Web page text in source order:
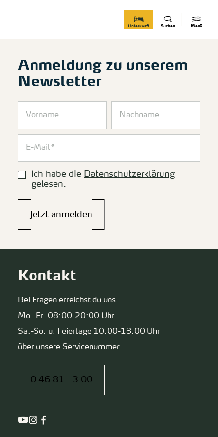
Menü
Suchen
Unterkunft
Anmeldung zu unserem
Newsletter
Ich habe die Datenschutzerklärung
gelesen.
Jetzt anmelden
Kontakt
Bei Fragen erreichst du uns
Mo.-Fr. 08:00-20:00 Uhr
Sa.-So. u. Feiertage 10:00-18:00 Uhr
über unsere Servicenummer
0 46 81 - 3 00